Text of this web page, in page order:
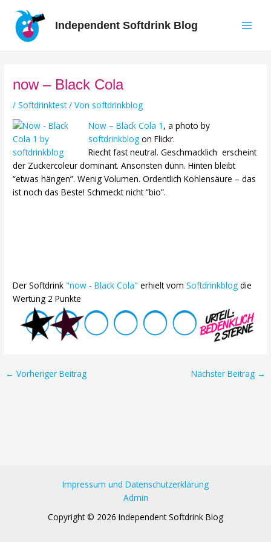
Inhalt
springen
Independent Softdrink Blog
now – Black Cola
/Softdrinktest/ Von softdrinkblog
Now – Black Cola 1 , a photo by
softdrinkblogon Flickr.
Riecht fast neutral. Geschmacklich erscheint
der Zuckercoleur dominant. Ansonsten dünn. Hinten bleibt
“etwas hängen”. Wenig Volumen. Ordentlich Kohlensäure – das
ist noch das Beste! Schmeckt nicht “bio”.
Der Softdrink "now - Black Cola" erhielt vomSoftdrinkblog die
Wertung 2 Punkte
Post
← Vorheriger Beitrag Nächster Beitrag →
Impressum und Datenschutzerklärung
Admin
Copyright © 2026 Independent Softdrink Blog